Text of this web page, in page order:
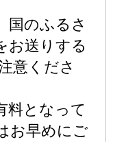
国のふるさ
お送りする
意くださ
料となって
お早めにご